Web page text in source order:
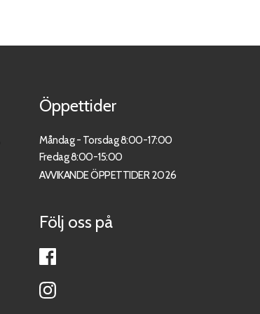
Öppettider
Måndag - Torsdag 8:00-17:00
Fredag 8:00-15:00
AVVIKANDE ÖPPETTIDER 2026
Följ oss på